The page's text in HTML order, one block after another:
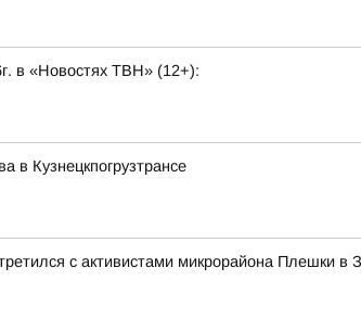
в «Новостях ТВН» (12+):
в Кузнецкпогрузтрансе
с активистами микрорайона Плешки